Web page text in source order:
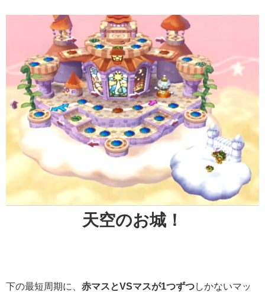
天空のお城！
下の最短周期に、 赤マスとVSマスが1つずつしかないマッ